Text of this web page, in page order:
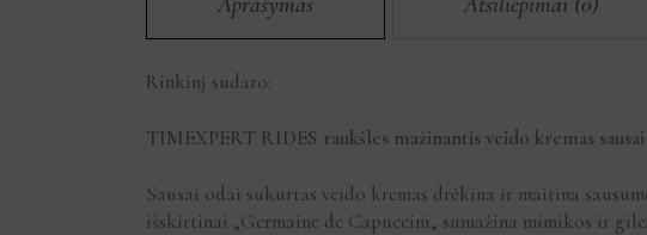
Rinkinį sudaro:
TIMEXPERT RIDES raukšles mažinantis veido kremas
Sausai odai sukurtas veido kremas drėkina ir maitina
išskirtinai „Germaine de Capuccini„ sumažina mimikos ir